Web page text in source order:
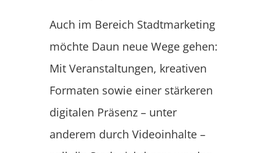
Auch im Bereich Stadtmarketing
möchte Daun neue Wege gehen:
Mit Veranstaltungen, kreativen
Formaten sowie einer stärkeren
digitalen Präsenz – unter
anderem durch Videoinhalte –